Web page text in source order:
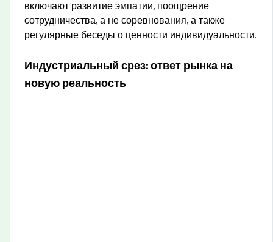
включают развитие эмпатии, поощрение
сотрудничества, а не соревнования, а также
регулярные беседы о ценности индивидуальности.
Индустриальный срез: ответ рынка на
новую реальность